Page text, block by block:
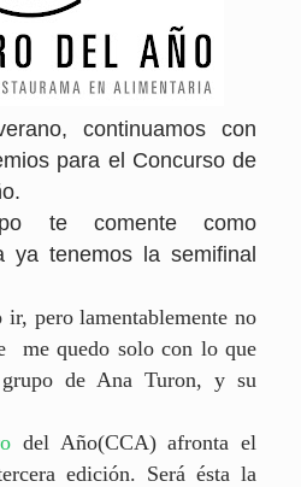
continuamos con
para el Concurso de
te comente como
ya tenemos la semifinal
ir, pero lamentablemente no
me quedo solo con lo que
de Ana Turon, y su
del Año(CCA) afronta el
edición. Será ésta la